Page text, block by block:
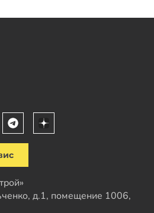
д.1, помещение 1006,